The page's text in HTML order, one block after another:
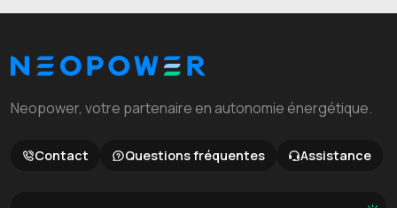
Neopower, votre partenaire en autonomie énergétique.
Contact Questions fréquentes Assistance